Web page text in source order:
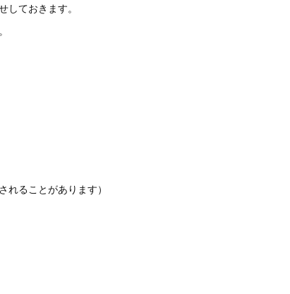
しておきます。
れることがあります）